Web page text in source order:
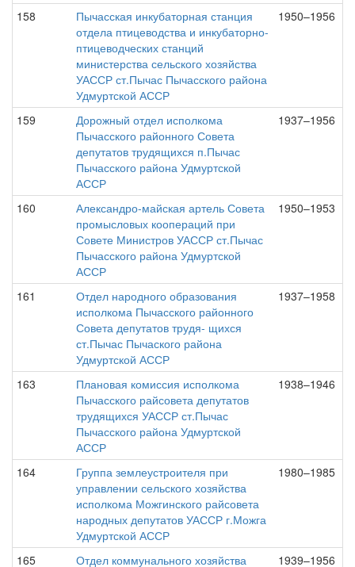
158
Пычасская инкубаторная станция
отдела птицеводства и инкубаторно-
птицеводческих станций
министерства сельского хозяйства
УАССР ст.Пычас Пычасского района
Удмуртской АССР
1950–1956
159
Дорожный отдел исполкома
Пычасского районного Совета
депутатов трудящихся п.Пычас
Пычасского района Удмуртской
АССР
1937–1956
160
Александро-майская артель Совета
промысловых коопераций при
Совете Министров УАССР ст.Пычас
Пычасского района Удмуртской
АССР
1950–1953
161
Отдел народного образования
исполкома Пычасского районного
Совета депутатов трудя- щихся
ст.Пычас Пычаского района
Удмуртской АССР
1937–1958
163
Плановая комиссия исполкома
Пычасского райсовета депутатов
трудящихся УАССР ст.Пычас
Пычасского района Удмуртской
АССР
1938–1946
164
Группа землеустроителя при
управлении сельского хозяйства
исполкома Можгинского райсовета
народных депутатов УАССР г.Можга
Удмуртской АССР
1980–1985
165 Отдел коммунального хозяйства 1939–1956